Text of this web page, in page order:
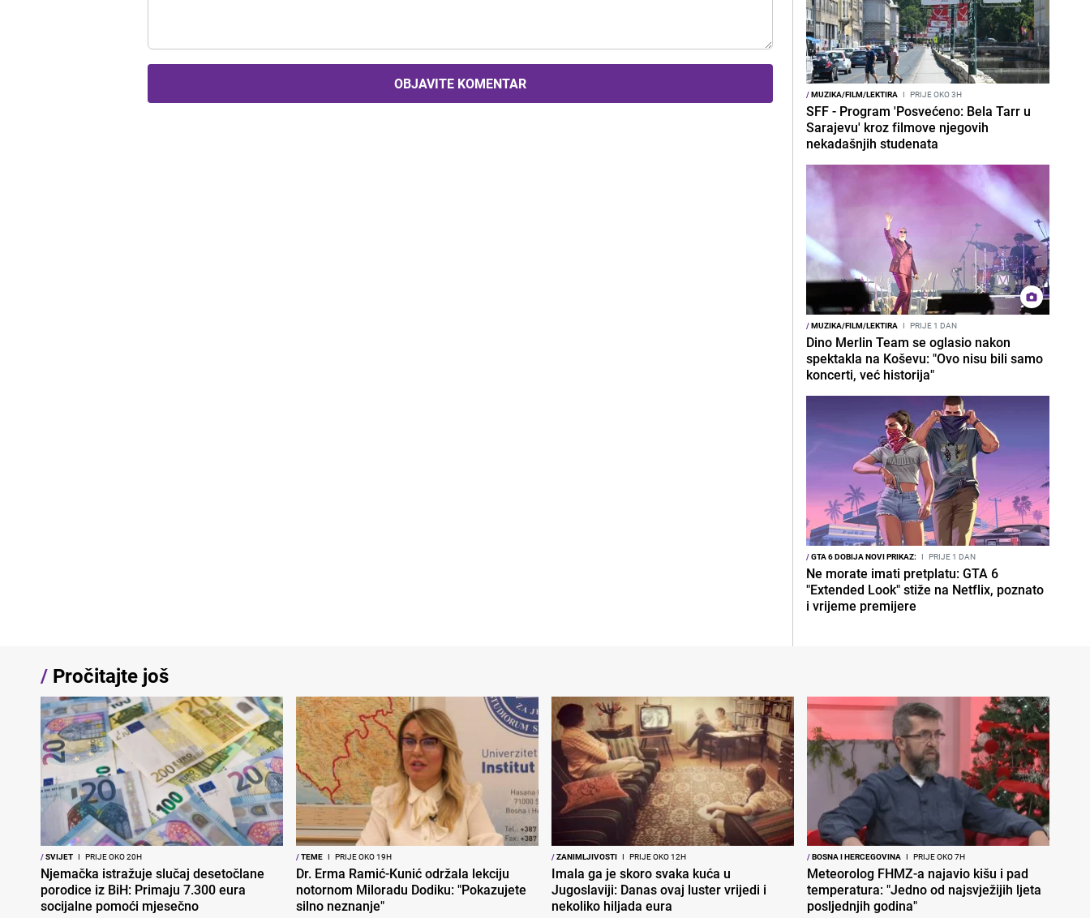
OBJAVITE KOMENTAR
/MUZIKA/FILM/LEKTIRA I PRIJE OKO 3H
SFF - Program 'Posvećeno: Bela Tarr u
Sarajevu' kroz filmove njegovih
nekadašnjih studenata
/MUZIKA/FILM/LEKTIRA I PRIJE 1 DAN
Dino Merlin Team se oglasio nakon
spektakla na Koševu: "Ovo nisu bili samo
koncerti, već historija"
/GTA 6 DOBIJA NOVI PRIKAZ: I PRIJE 1 DAN
Ne morate imati pretplatu: GTA 6
"Extended Look" stiže na Netflix, poznato
i vrijeme premijere
/ Pročitajte još
/SVIJET I PRIJE OKO 20H
Njemačka istražuje slučaj desetočlane
porodice iz BiH: Primaju 7.300 eura
socijalne pomoći mjesečno
/TEME I PRIJE OKO 19H
Dr. Erma Ramić-Kunić održala lekciju
notornom Miloradu Dodiku: "Pokazujete
silno neznanje"
/ZANIMLJIVOSTI I PRIJE OKO 12H
Imala ga je skoro svaka kuća u
Jugoslaviji: Danas ovaj luster vrijedi i
nekoliko hiljada eura
/BOSNA I HERCEGOVINA I PRIJE OKO 7H
Meteorolog FHMZ-a najavio kišu i pad
temperatura: "Jedno od najsvježijih ljeta
posljednjih godina"